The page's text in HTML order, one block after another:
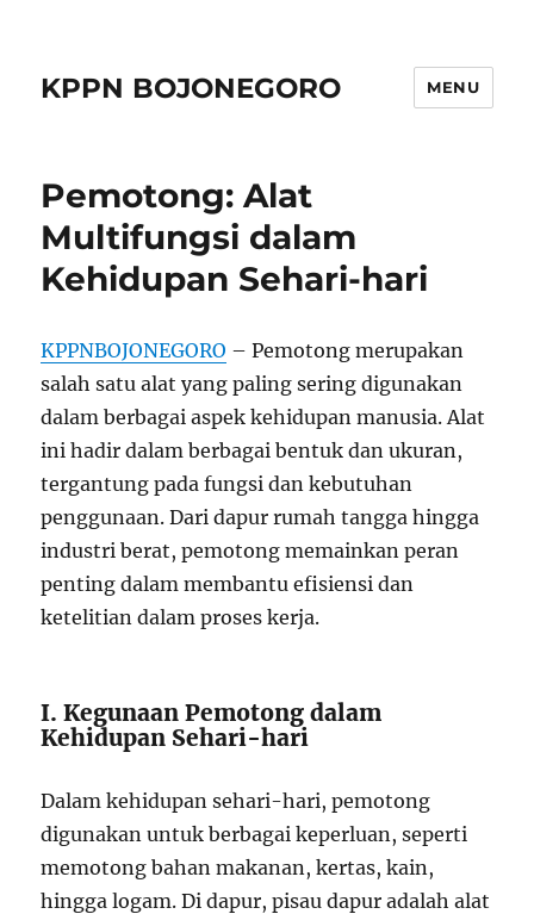
KPPN BOJONEGORO MENU
Pemotong: Alat
Multifungsi dalam
Kehidupan Sehari-hari
KPPNBOJONEGORO – Pemotong merupakan
salah satu alat yang paling sering digunakan
dalam berbagai aspek kehidupan manusia. Alat
ini hadir dalam berbagai bentuk dan ukuran,
tergantung pada fungsi dan kebutuhan
penggunaan. Dari dapur rumah tangga hingga
industri berat, pemotong memainkan peran
penting dalam membantu efisiensi dan
ketelitian dalam proses kerja.
I. Kegunaan Pemotong dalam
Kehidupan Sehari-hari
Dalam kehidupan sehari-hari, pemotong
digunakan untuk berbagai keperluan, seperti
memotong bahan makanan, kertas, kain,
hingga logam. Di dapur, pisau dapur adalah alat